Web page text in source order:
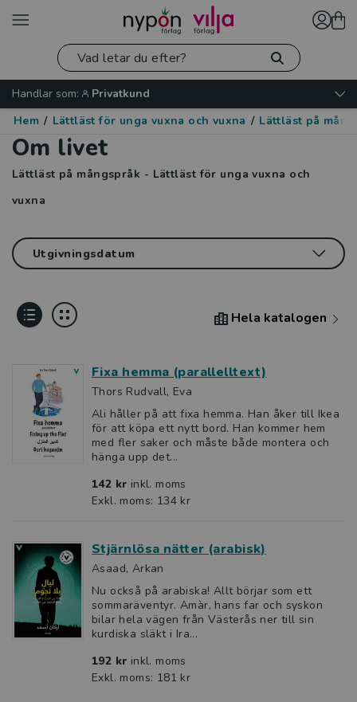
Handlar som:
Privatkund
Hem / Lättläst för unga vuxna och vuxna / Lättläst på
Om livet
Lättläst på mångspråk - Lättläst för unga vuxna och
vuxna
Hela katalogen
Fixa hemma (parallelltext)
Thors Rudvall, Eva
Ali håller på att fixa hemma. Han åker till Ikea
för att köpa ett nytt bord. Han kommer hem
med fler saker och måste både montera och
hänga upp det...
142 kr inkl. moms
Exkl. moms: 134 kr
Stjärnlösa nätter (arabisk)
Asaad, Arkan
Nu också på arabiska! Allt börjar som ett
sommaräventyr. Amàr, hans far och syskon
bilar hela vägen från Västerås ner till sin
kurdiska släkt i Ira...
192 kr inkl. moms
Exkl. moms: 181 kr